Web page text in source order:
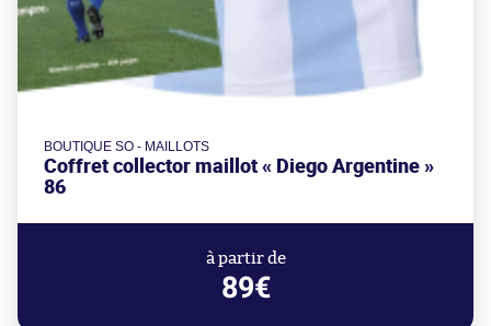
BOUTIQUE SO - MAILLOTS
Coffret collector maillot « Diego Argentine »
86
à partir de
89€